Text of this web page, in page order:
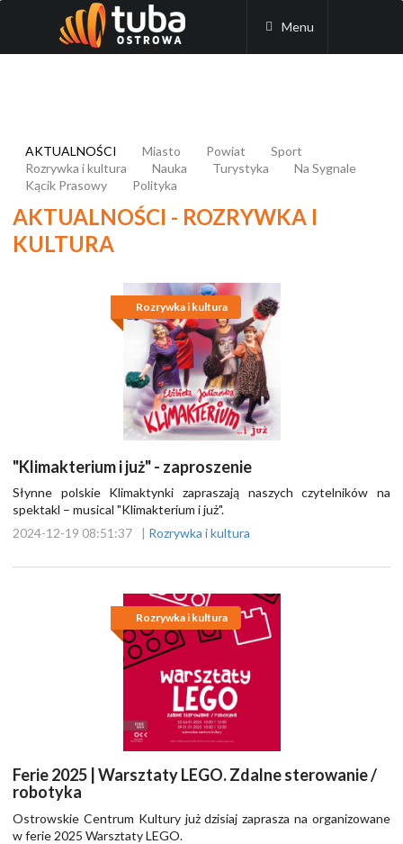
Menu
AKTUALNOŚCI Miasto Powiat
Sport
Rozrywka i kultura
Nauka Turystyka
Na Sygnale
Kącik Prasowy
Polityka
AKTUALNOŚCI - ROZRYWKA I
KULTURA
Rozrywka i kultura
"Klimakterium i już" - zaproszenie
Słynne polskie Klimaktynki zapraszają naszych czytelników na
spektakl – musical "Klimakterium i już".
2024-12-19 08:51:37
| Rozrywka i kultura
Rozrywka i kultura
Ferie 2025 | Warsztaty LEGO. Zdalne sterowanie /
robotyka
Ostrowskie Centrum Kultury już dzisiaj zaprasza na organizowane
w ferie 2025 Warsztaty LEGO.